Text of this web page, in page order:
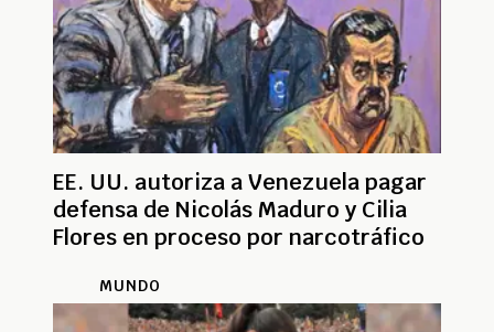
EE. UU. autoriza a Venezuela pagar
defensa de Nicolás Maduro y Cilia
Flores en proceso por narcotráfico
MUNDO